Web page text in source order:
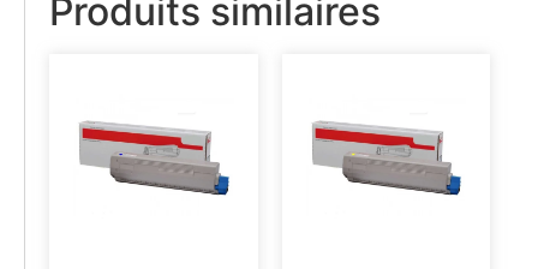
Produits similaires